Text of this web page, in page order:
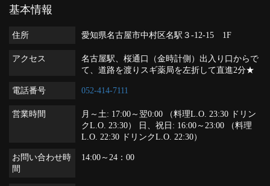
基本情報
住所 愛知県名古屋市中村区名駅３-12-15 1F
アクセス
名古屋駅、桜通口（金時計側）出入り口からで
て、道路を渡りスギ薬局を左折して直進2分★
電話番号 052-414-7111
営業時間
月～土: 17:00～翌0:00 （料理L.O. 23:30 ドリン
クL.O. 23:30） 日、祝日: 16:00～23:00 （料理
L.O. 22:30 ドリンクL.O. 22:30）
お問い合わせ時
間
14:00～24：00